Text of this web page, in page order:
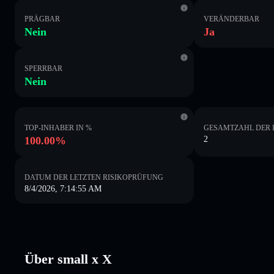
PRÄGBAR
Nein
VERÄNDERBAR
Ja
SPERRBAR
Nein
TOP-INHABER IN %
100.00%
GESAMTZAHL DER
2
DATUM DER LETZTEN RISIKOPRÜFUNG
8/4/2026, 7:14:55 AM
Über small x X